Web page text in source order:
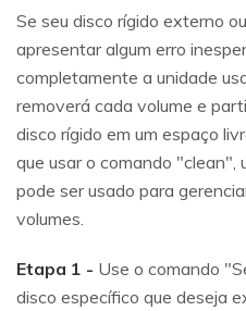
Se seu disco rígido externo
apresentar algum erro
completamente a unidade
removerá cada volume e
disco rígido em um espaço
que usar o comando "clean",
pode ser usado para
volumes.
Etapa 1 - Use o comando
disco específico que deseja